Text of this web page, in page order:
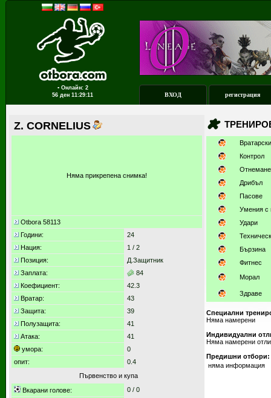
▪ Онлайн: 2
56 ден 11:29:11 ВХОД регистрация
Z. CORNELIUS
Няма прикрепена снимка!
Otbora 58113
Години:
24
Нация:
1 / 2
Позиция:
Д.Защитник
Заплата:
84
Коефициент:
42.3
Вратар:
43
Защита:
39
Полузащита:
41
Атака:
41
умора:
0
опит:
0.4
Първенство и купа
Вкарани голове:
0 / 0
Контрол
Дрибъл
Пасове
Умения с
Удари
Бързина
Фитнес
Морал
Здраве
Специални
Няма намерени
Индивидуални
Няма намерени
Предишни отбори:
няма информация